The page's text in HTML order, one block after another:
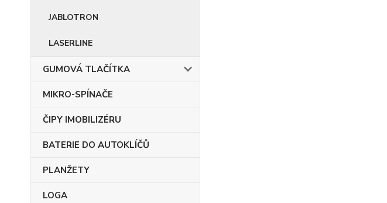
JABLOTRON
LASERLINE
GUMOVÁ TLAČÍTKA
MIKRO-SPÍNAČE
ČIPY IMOBILIZÉRU
BATERIE DO AUTOKLÍČŮ
PLANŽETY
LOGA